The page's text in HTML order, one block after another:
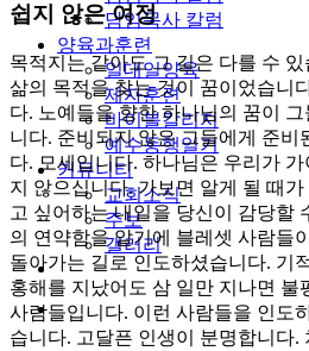
담임목사 칼럼
양육과훈련
일대일양육
제자훈련
바이블칼리지
예수동행일기
커뮤니티
교회소식
주보
갤러리
youtube
soundcloud
search
쉽지 않은 여정
목적지는 같아도 그 길은 다를 수
삶의 목적을 찾는 것이 꿈이었습니
다. 노예들을 향한 하나님의 꿈이
니다. 준비되지 않은 그들에게 준비
다. 모세입니다. 하나님은 우리가
지 않으십니다. 가보면 알게 될 때
고 싶어하는 내일을 당신이 감당할
의 연약함을 알기에 블레셋 사람들
돌아가는 길로 인도하셨습니다. 기
홍해를 지났어도 삼 일만 지나면 불
사람들입니다. 이런 사람들을 인도
습니다. 고달픈 인생이 분명합니다.